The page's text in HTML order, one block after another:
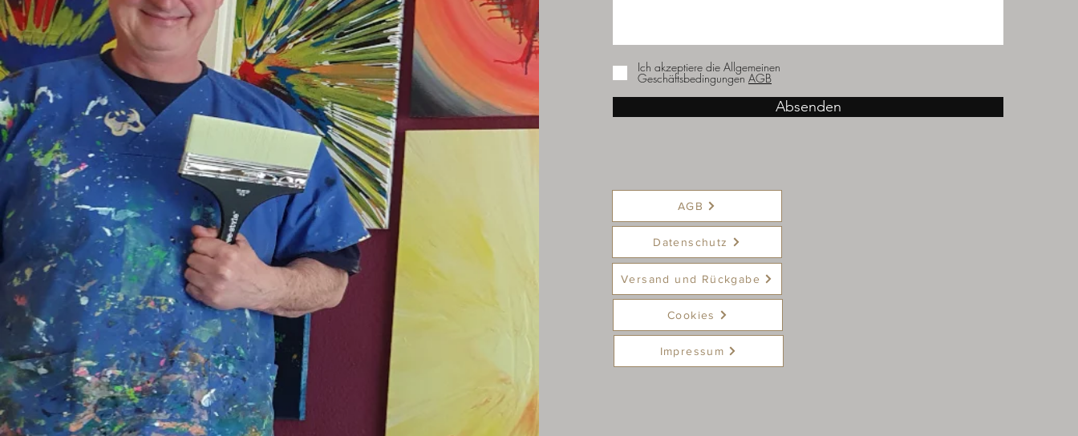
Ich akzeptiere die Allgemeinen
Geschäftsbedingungen AGB
Absenden
AGB
Datenschutz
Versand und Rückgabe
Cookies
Impressum